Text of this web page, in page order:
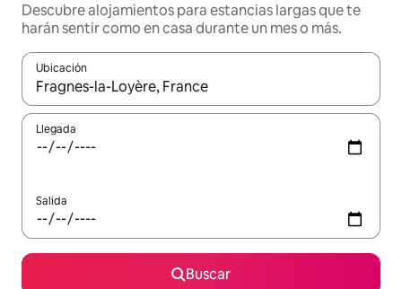
Descubre alojamientos para estancias largas que te
harán sentir como en casa durante un mes o más.
Ubicación
Cuando los resultados estén disponibles, podrás navegar
Llegada
Salida
Buscar